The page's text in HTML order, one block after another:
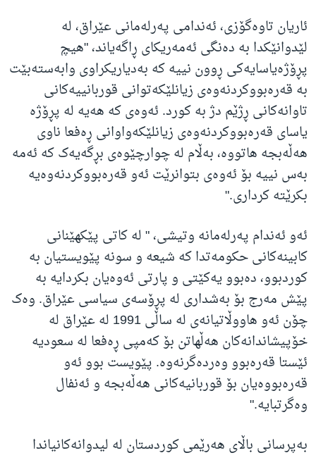
ئاریان تاوەگۆزی، ئەندامی پەرلەمانی عێراق، لە
لێدوانێکدا بە دەنگی ئەمەریکای ڕاگەیاند، "هیچ
پڕۆژەیاسایەکی ڕوون نییە کە بەدیاریکراوی وابەستەبێت
بە قەرەبووکردنەوەی زیانلێکەتوانی قوربانییەکانی
تاوانەکانی ڕژێم دژ بە کورد. ئەوەی کە هەیە لە پڕۆژە
یاسای قەرەبووکردنەوەی زیانلێکەواوانی ڕەفعا ناوی
هەڵەبجە هاتووە، بەڵام لە چوارچێوەی بڕگەیەک کە ئەمە
بەس نییە بۆ ئەوەی بتوانرێت ئەو قەرەبووکردنەوەیە
بکرێتە کرداری."
ئەو ئەندام پەرلەمانە وتیشی، " لە کاتی پێکهێنانی
کابینەکانی حکومەتدا کە شیعە و سونە پێویستیان بە
کوردبوو، دەبوو یەکێتی و پارتی ئەوەیان بکردایە بە
پێش مەرج بۆ بەشداری لە پڕۆسەی سیاسی عێراق. وەک
چۆن ئەو هاووڵاتیانەی لە ساڵی 1991 لە عێراق لە
خۆپیشاندانەکان هەڵهاتن بۆ کەمپی ڕەفعا لە سعودیە
ئێستا قەرەبوو وەردەگرنەوە. پێویست بوو ئەو
قەرەبووەیان بۆ قوربانیەکانی هەڵەبجە و ئەنفال
وەگرتبایە."
بەپرسانی باڵای هەرێمی کوردستان لە لیدوانەکانیاندا